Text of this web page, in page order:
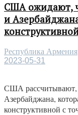
США ожидают,
и
Республика Армения
2023-05-31
США рассчитывают,
Азербайджана,
конструктивной с